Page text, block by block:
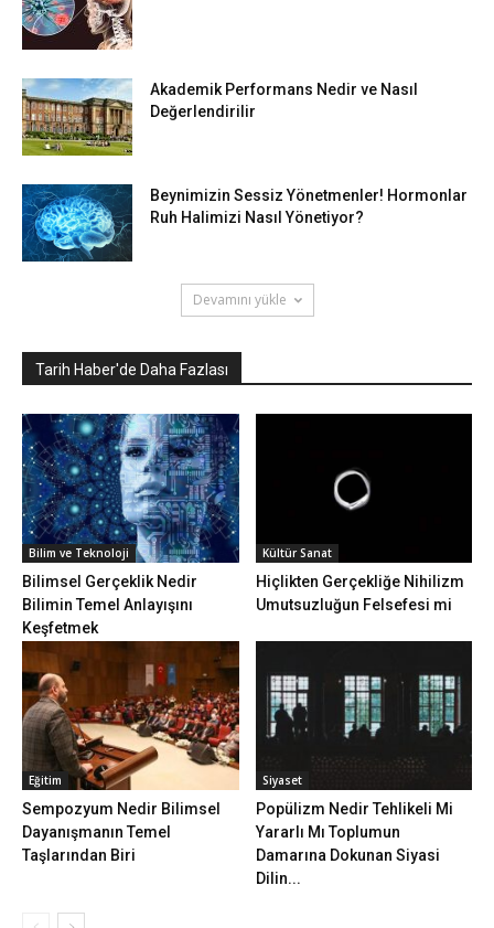
Akademik Performans Nedir ve Nasıl
Değerlendirilir
Beynimizin Sessiz Yönetmenler! Hormonlar
Ruh Halimizi Nasıl Yönetiyor?
Devamını yükle
Tarih Haber'de Daha Fazlası
Bilim ve Teknoloji
Bilimsel Gerçeklik Nedir
Bilimin Temel Anlayışını
Keşfetmek
Kültür Sanat
Hiçlikten Gerçekliğe Nihilizm
Umutsuzluğun Felsefesi mi
Eğitim
Sempozyum Nedir Bilimsel
Dayanışmanın Temel
Taşlarından Biri
Siyaset
Popülizm Nedir Tehlikeli Mi
Yararlı Mı Toplumun
Damarına Dokunan Siyasi
Dilin...